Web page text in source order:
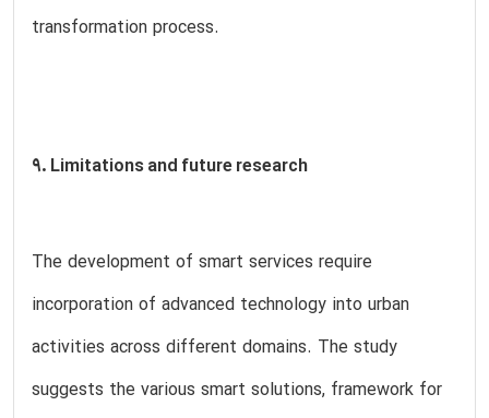
transformation process.
9. Limitations and future research
The development of smart services require
incorporation of advanced technology into urban
activities across different domains. The study
suggests the various smart solutions, framework for